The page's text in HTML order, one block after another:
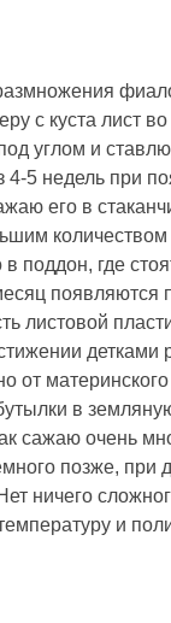
с куста лист
углом и
4-5 недель при
его в
поддон, где
появляются
листовой
детками
от
в
сажаю очень
позже, при
ничего
и